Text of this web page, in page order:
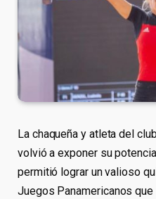
La chaqueña y atleta del
volvió a exponer su
permitió lograr un valioso
Juegos Panamericanos que